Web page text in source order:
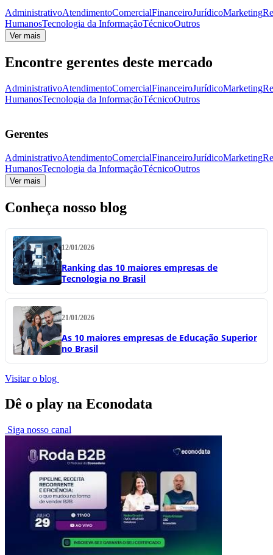
AdministrativoAtendimentoComercialFinanceiroJurídicoMarketing
HumanosTecnologia da InformaçãoTécnicoOutros
Ver mais
Encontre gerentes deste mercado
AdministrativoAtendimentoComercialFinanceiroJurídicoMarketing
HumanosTecnologia da InformaçãoTécnicoOutros
Gerentes
AdministrativoAtendimentoComercialFinanceiroJurídicoMarketing
HumanosTecnologia da InformaçãoTécnicoOutros
Ver mais
Conheça nosso blog
12/01/2026
Ranking das 10 maiores empresas de
Tecnologia no Brasil
21/01/2026
As 10 maiores empresas de Educação Superior
no Brasil
Visitar o blog
Dê o play na Econodata
Siga nosso canal